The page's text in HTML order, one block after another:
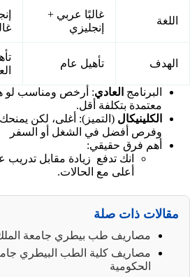
اللغة
غالبًا عربي +
إنجليزي
الهدف تأهيل عام
البرنامج العادي: أرخص ومناسب لو
معتمدة بتكلفة أقل.
الكلينيكال (التميز): أغلى، لكن
وفرص أفضل في الشغل أو السفر
أهم فرق حقيقي:
انك تدفع زيادة مقابل
أعلى مع الحالات.
مقالات ذات صلة
مصاريف طب بيطري جامعة
مصاريف كلية الطب البيطري
الحكومية